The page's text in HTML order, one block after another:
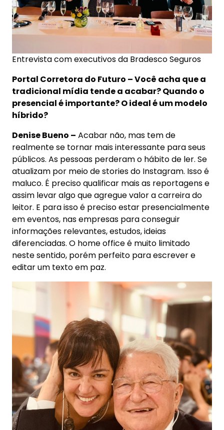
Entrevista com executivos da Bradesco Seguros
Portal Corretora do Futuro – Você acha que a
tradicional mídia tende a acabar? Quando o
presencial é importante? O ideal é um modelo
híbrido?
Denise Bueno – Acabar não, mas tem de
realmente se tornar mais interessante para seus
públicos. As pessoas perderam o hábito de ler. Se
atualizam por meio de stories do Instagram. Isso é
maluco. É preciso qualificar mais as reportagens e
assim levar algo que agregue valor a carreira do
leitor. E para isso é preciso estar presencialmente
em eventos, nas empresas para conseguir
informações relevantes, estudos, ideias
diferenciadas. O home office é muito limitado
neste sentido, porém perfeito para escrever e
editar um texto em paz.